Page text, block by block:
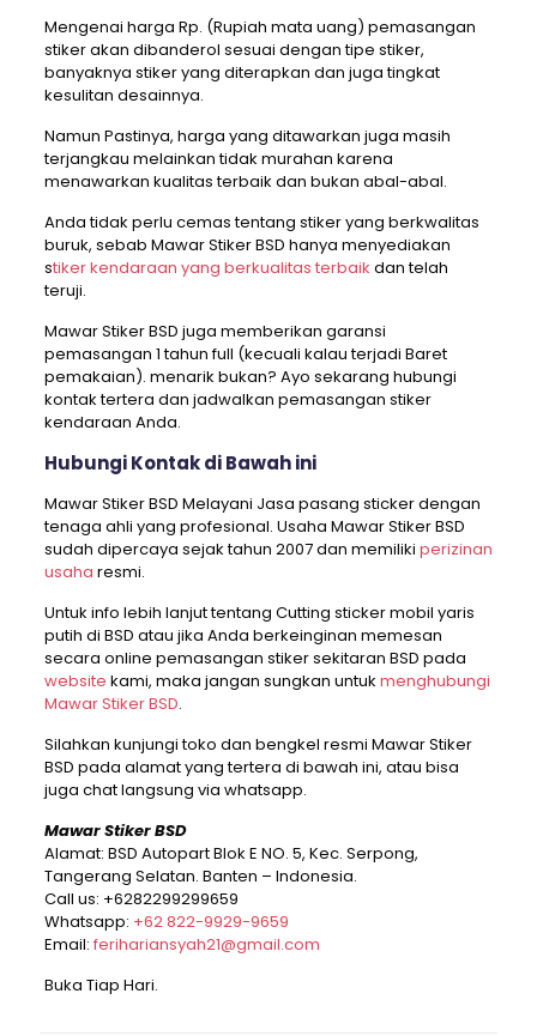
Mengenai harga Rp. (Rupiah mata uang) pemasangan
stiker akan dibanderol sesuai dengan tipe stiker,
banyaknya stiker yang diterapkan dan juga tingkat
kesulitan desainnya.
Namun Pastinya, harga yang ditawarkan juga masih
terjangkau melainkan tidak murahan karena
menawarkan kualitas terbaik dan bukan abal-abal.
Anda tidak perlu cemas tentang stiker yang berkwalitas
buruk, sebab Mawar Stiker BSD hanya menyediakan
stiker kendaraan yang berkualitas terbaik dan telah
teruji.
Mawar Stiker BSD juga memberikan garansi
pemasangan 1 tahun full (kecuali kalau terjadi Baret
pemakaian). menarik bukan? Ayo sekarang hubungi
kontak tertera dan jadwalkan pemasangan stiker
kendaraan Anda.
Hubungi Kontak di Bawah ini
Mawar Stiker BSD Melayani Jasa pasang sticker dengan
tenaga ahli yang profesional. Usaha Mawar Stiker BSD
sudah dipercaya sejak tahun 2007 dan memiliki perizinan
usaha resmi.
Untuk info lebih lanjut tentang Cutting sticker mobil yaris
putih di BSD atau jika Anda berkeinginan memesan
secara online pemasangan stiker sekitaran BSD pada
website kami, maka jangan sungkan untuk menghubungi
Mawar Stiker BSD.
Silahkan kunjungi toko dan bengkel resmi Mawar Stiker
BSD pada alamat yang tertera di bawah ini, atau bisa
juga chat langsung via whatsapp.
Mawar Stiker BSD
Alamat: BSD Autopart Blok E NO. 5, Kec. Serpong,
Tangerang Selatan. Banten – Indonesia.
Call us: +6282299299659
Whatsapp: +62 822-9929-9659
Email: ferihariansyah21@gmail.com
Buka Tiap Hari.